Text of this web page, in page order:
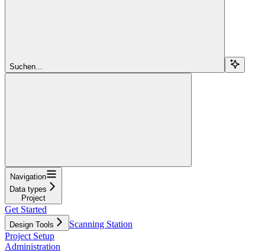
Suchen...
Navigation
Data types
Project
Get Started
Design Tools
Scanning Station
Project Setup
Administration